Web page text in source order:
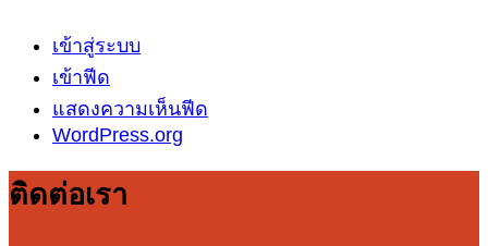
เข้าสู่ระบบ
เข้าฟีด
แสดงความเห็นฟีด
WordPress.org
ติดต่อเรา